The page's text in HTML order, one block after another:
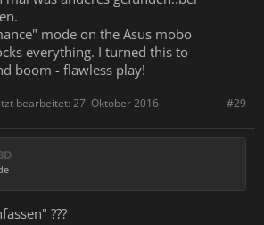
mode on the Asus mobo
everything. I turned this to
boom - flawless play!
#29
bearbeitet: 27. Oktober 2016
???